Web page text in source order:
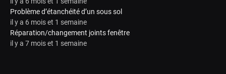
Problème d’étanchéité d’un sous sol
il y a 6 mois et 1 semaine
Réparation/changement joints fenêtre
il y a 7 mois et 1 semaine